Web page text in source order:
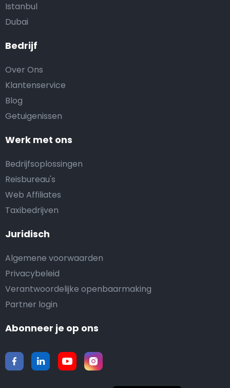
Bedrijf
Over Ons
Klantenservice
Blog
Getuigenissen
Werk met ons
Bedrijfsoplossingen
Reisbureau's
Web Affiliates
Taxibedrijven
Juridisch
Algemene voorwaarden
Privacybeleid
Verantwoordelijke openbaarmaking
Partner login
Istanbul
Dubai
Abonneer je op ons